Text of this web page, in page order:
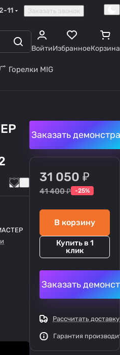
11 Заказать звонок
ВойтиИзбранноеКорзина
Горелки MIG
Заказать
31 050 ₽
41 400 ₽ -25%
В корзину
Купить в 1
клик
Заказать
Рассчитать доставку
Гарантия